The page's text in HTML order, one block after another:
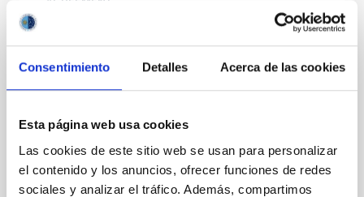
Consentimiento Detalles Acerca de las cookies
Esta página web usa cookies
Las cookies de este sitio web se usan para personalizar
el contenido y los anuncios, ofrecer funciones de redes
sociales y analizar el tráfico. Además, compartimos
Memorandum of Understanding between
RIKEN Center for Advanced Photonics and
the lnstituto de Astrofísica de Canarias
Prorrogar el MOU firmado el 13 de mayo de 2016 con
de cooperación actual, bajo los mismos términos y...